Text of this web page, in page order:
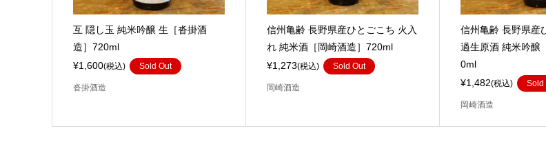
互 隠し玉 純米吟醸 生［沓掛酒
造］720ml
¥1,600(税込) Sold Out
沓掛酒造
信州亀齢 長野県産ひとごこち 火入
れ 純米酒［岡崎酒造］720ml
¥1,273(税込) Sold Out
岡崎酒造
信州亀齢 長野県産
過生原酒 純米吟醸
0ml
¥1,482(税込) Sold
岡崎酒造